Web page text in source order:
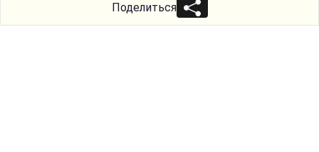
Поделиться